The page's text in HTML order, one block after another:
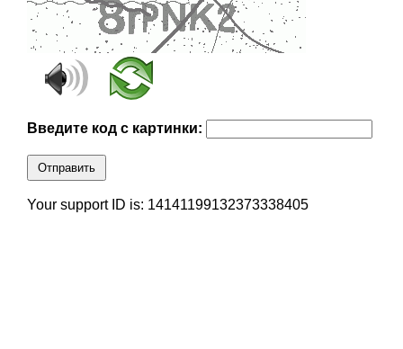
Введите код с картинки:
Отправить
Your support ID is: 14141199132373338405